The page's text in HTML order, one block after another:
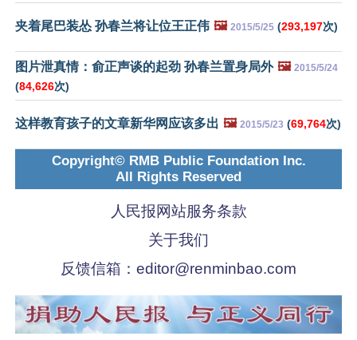
夹着尾巴装怂 孙春兰将让位王正伟 🖼️ 2015/5/25 (293,197次)
图片泄真情：俞正声谈的起劲 孙春兰置身局外 🖼️ 2015/5/24
(84,626次)
这样教育孩子的文章新华网应该多出 🖼️ 2015/5/23 (69,764次)
Copyright© RMB Public Foundation Inc.
All Rights Reserved
人民报网站服务条款
关于我们
反馈信箱： editor@renminbao.com